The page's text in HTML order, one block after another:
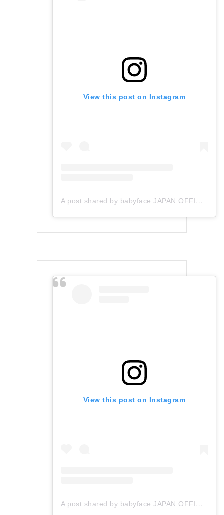
View this post on Instagram
A post shared by babyface JAPAN OFFICIAL (@babyface_japan)
View this post on Instagram
A post shared by babyface JAPAN OFFICIAL (@babyface_japan)